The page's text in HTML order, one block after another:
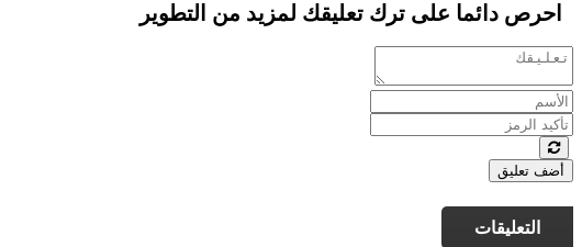
احرص دائما على ترك تعليقك لمزيد من التطوير
أضف تعليق
التعليقات